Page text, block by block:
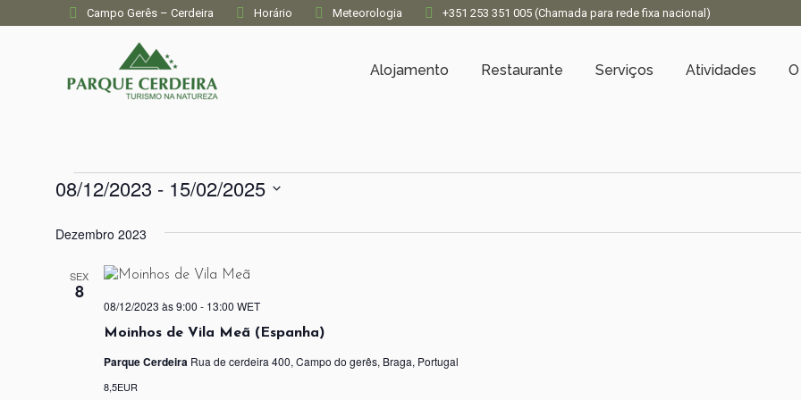
Campo Gerês – Cerdeira Horário Meteorologia +351 253 351 005 (Chamada para rede fixa nacional)
Alojamento Restaurante Serviços Atividades
Eventos
08/12/2023 - 15/02/2025
a
Dezembro 2023
SEX
8
Moinhos de Vila Meã (Espanha)
08/12/2023 às 9:00 - 13:00 WET
Parque Cerdeira Rua de cerdeira 400, Campo do gerês, Braga, Portugal
8,5EUR